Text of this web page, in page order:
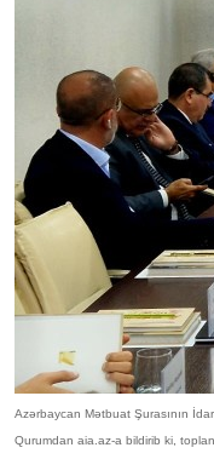
Azərbaycan Mətbuat Şurasının
Qurumdan aia.az-a bildirib ki,